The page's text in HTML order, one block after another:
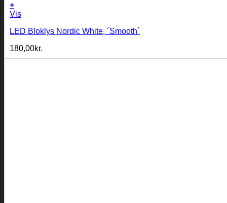
+
Vis
LED Bloklys Nordic White, ´Smooth´
180,00kr.